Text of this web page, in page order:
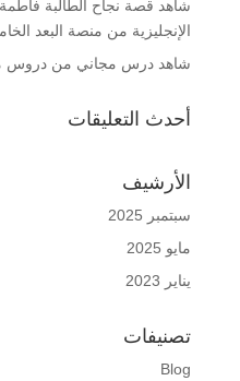
شاهد قصة نجاح الطالبة
الإنجليزية من منصة البعد
شاهد درس مجاني من دروس
أحدث التعليقات
الأرشيف
سبتمبر 2025
مايو 2025
يناير 2023
تصنيفات
Blog